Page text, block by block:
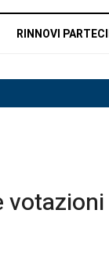
RINNOVI